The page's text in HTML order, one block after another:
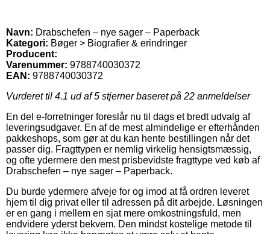
Navn: Drabschefen – nye sager – Paperback
Kategori: Bøger > Biografier & erindringer
Producent:
Varenummer: 9788740030372
EAN: 9788740030372
Vurderet til 4.1 ud af 5 stjerner baseret på 22 anmeldelser
En del e-forretninger foreslår nu til dags et bredt udvalg af
leveringsudgaver. En af de mest almindelige er efterhånden
pakkeshops, som gør at du kan hente bestillingen når det
passer dig. Fragttypen er nemlig virkelig hensigtsmæssig,
og ofte ydermere den mest prisbevidste fragttype ved køb af
Drabschefen – nye sager – Paperback.
Du burde ydermere afveje for og imod at få ordren leveret
hjem til dig privat eller til adressen på dit arbejde. Løsningen
er en gang i mellem en sjat mere omkostningsfuld, men
endvidere yderst bekvem. Den mindst kostelige metode til